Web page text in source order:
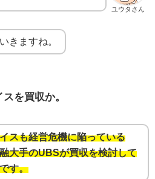
ユウタさん
きますね。
を買収か。
スも経営危機に陥っている
大手のUBSが買収を検討して
す。